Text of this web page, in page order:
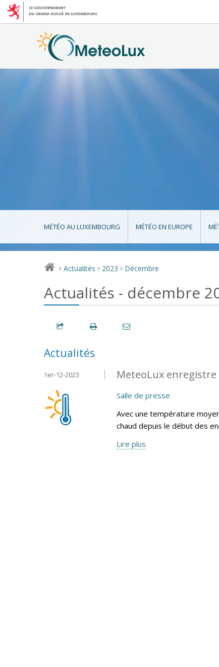
MÉTÉO AU LUXEMBOURG MÉTÉO EN EUROPE
> Actualités > 2023 > Décembre
Actualités - décembre
Actualités
MeteoLux enregistre
1er-12-2023
Salle de presse
Avec une température
chaud depuis le début des
Lire plus